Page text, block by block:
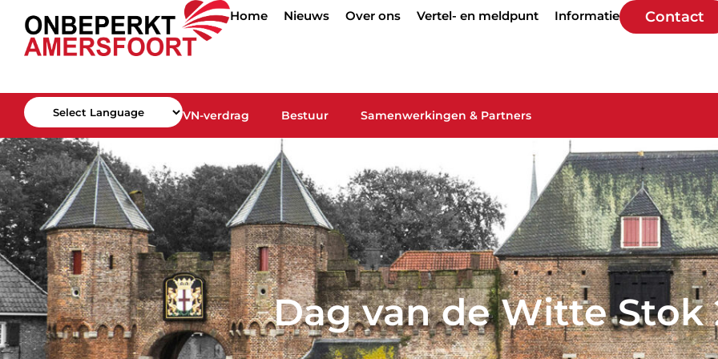
Home Nieuws Over ons Vertel- en meldpunt Informatie Contact
Powered by
VN-verdrag Bestuur Samenwerkingen & Partners
Dag van de Witte Stok